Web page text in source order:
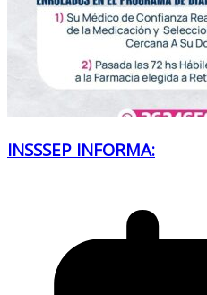
INSSSEP INFORMA: